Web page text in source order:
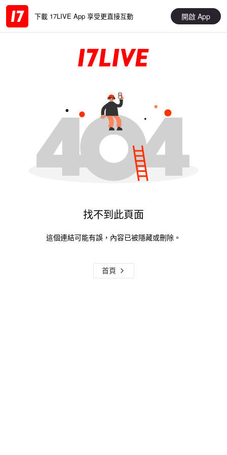
下載 17LIVE App 享受更直接互動 開啟 App
找不到此頁面
這個連結可能有誤，內容已被隱藏或刪除。
首頁